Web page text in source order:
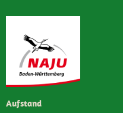
Aufstand